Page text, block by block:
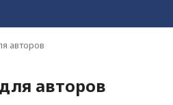
авторов
авторов